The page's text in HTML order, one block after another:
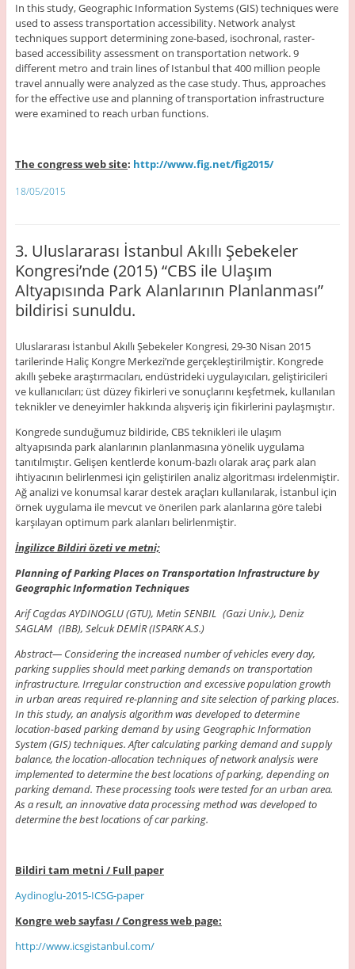
In this study, Geographic Information Systems (GIS) techniques were
used to assess transportation accessibility. Network analyst
techniques support determining zone-based, isochronal, raster-
based accessibility assessment on transportation network. 9
different metro and train lines of Istanbul that 400 million people
travel annually were analyzed as the case study. Thus, approaches
for the effective use and planning of transportation infrastructure
were examined to reach urban functions.
The congress web site: http://www.fig.net/fig2015/
18/05/2015
3. Uluslararası İstanbul Akıllı Şebekeler
Kongresi’nde (2015) “CBS ile Ulaşım
Altyapısında Park Alanlarının Planlanması”
bildirisi sunuldu.
Uluslararası İstanbul Akıllı Şebekeler Kongresi, 29-30 Nisan 2015
tarilerinde Haliç Kongre Merkezi’nde gerçekleştirilmiştir. Kongrede
akıllı şebeke araştırmacıları, endüstrideki uygulayıcıları, geliştiricileri
ve kullanıcıları; üst düzey fikirleri ve sonuçlarını keşfetmek, kullanılan
teknikler ve deneyimler hakkında alışveriş için fikirlerini paylaşmıştır.
Kongrede sunduğumuz bildiride, CBS teknikleri ile ulaşım
altyapısında park alanlarının planlanmasına yönelik uygulama
tanıtılmıştır. Gelişen kentlerde konum-bazlı olarak araç park alan
ihtiyacının belirlenmesi için geliştirilen analiz algoritması irdelenmiştir.
Ağ analizi ve konumsal karar destek araçları kullanılarak, İstanbul için
örnek uygulama ile mevcut ve önerilen park alanlarına göre talebi
karşılayan optimum park alanları belirlenmiştir.
İngilizce Bildiri özeti ve metni;
Planning of Parking Places on Transportation Infrastructure by
Geographic Information Techniques
Arif Cagdas AYDINOGLU (GTU), Metin SENBIL (Gazi Univ.), Deniz
SAGLAM (IBB), Selcuk DEMİR (ISPARK A.S.)
Abstract— Considering the increased number of vehicles every day,
parking supplies should meet parking demands on transportation
infrastructure. Irregular construction and excessive population growth
in urban areas required re-planning and site selection of parking places.
In this study, an analysis algorithm was developed to determine
location-based parking demand by using Geographic Information
System (GIS) techniques. After calculating parking demand and supply
balance, the location-allocation techniques of network analysis were
implemented to determine the best locations of parking, depending on
parking demand. These processing tools were tested for an urban area.
As a result, an innovative data processing method was developed to
determine the best locations of car parking.
Bildiri tam metni / Full paper
Aydinoglu-2015-ICSG-paper
Kongre web sayfası / Congress web page:
http://www.icsgistanbul.com/